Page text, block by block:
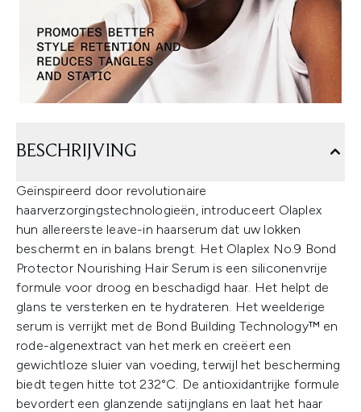
BESCHRIJVING
Geïnspireerd door revolutionaire
haarverzorgingstechnologieën, introduceert Olaplex
hun allereerste leave-in haarserum dat uw lokken
beschermt en in balans brengt. Het Olaplex No.9 Bond
Protector Nourishing Hair Serum is een siliconenvrije
formule voor droog en beschadigd haar. Het helpt de
glans te versterken en te hydrateren. Het weelderige
serum is verrijkt met de Bond Building Technology™ en
rode-algenextract van het merk en creëert een
gewichtloze sluier van voeding, terwijl het bescherming
biedt tegen hitte tot 232°C. De antioxidantrijke formule
bevordert een glanzende satijnglans en laat het haar